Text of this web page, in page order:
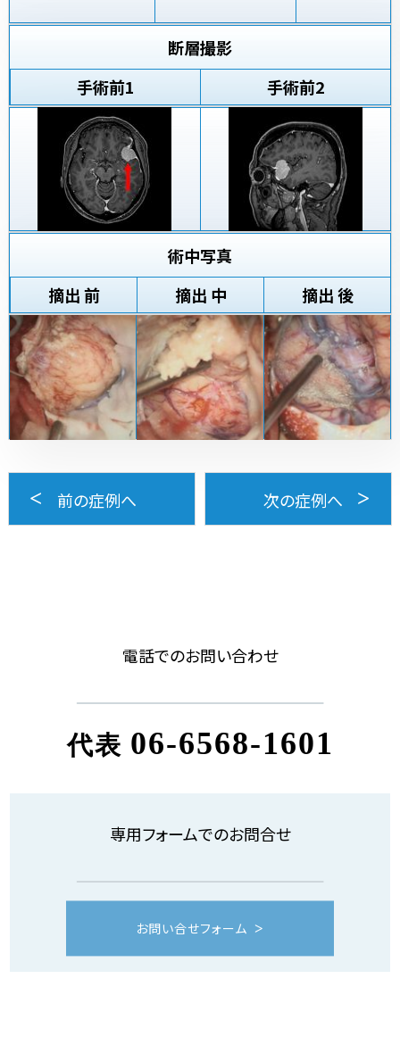
断層撮影
手術前1 手術前2
術中写真
摘出 前
摘出 中 摘出 後
前の症例へ 次の症例へ
電話でのお問い合わせ
代表 06-6568-1601
専用フォームでのお問合せ
お問い合せフォーム